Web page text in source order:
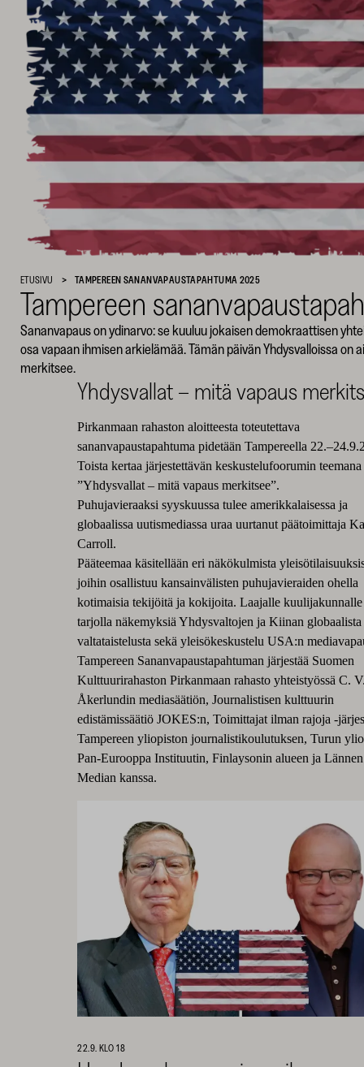
ETUSIVU TAMPEREEN SANANVAPAUSTAPAHTUMA 2025
Tampereen
Sananvapaus on ydinarvo: se kuuluu jokaisen demokraattisen
osa vapaan ihmisen arkielämää. Tämän päivän Yhdysvalloissa on
merkitsee.
Yhdysvallat – mitä vapaus
Pirkanmaan rahaston aloitteesta toteutettava
sananvapaustapahtuma pidetään Tampereella
Toista kertaa järjestettävän keskustelufoorumin
”Yhdysvallat – mitä vapaus merkitsee”.
Puhujavieraaksi syyskuussa tulee amerikkalaisessa ja
globaalissa uutismediassa uraa uurtanut päätoimittaja
Carroll.
Pääteemaa käsitellään eri näkökulmista
joihin osallistuu kansainvälisten puhujavieraiden ohella
kotimaisia tekijöitä ja kokijoita. Laajalle
tarjolla näkemyksiä Yhdysvaltojen ja Kiinan globaalista
valtataistelusta sekä yleisökeskustelu USA:n
Tampereen Sananvapaustapahtuman järjestää Suomen
Kulttuurirahaston Pirkanmaan rahasto yhteistyössä C.
Åkerlundin mediasäätiön, Journalistisen kulttuurin
edistämissäätiö JOKES:n, Toimittajat ilman rajoja -
Tampereen yliopiston journalistikoulutuksen, Turun
Pan-Eurooppa Instituutin, Finlaysonin alueen ja Lännen
Median kanssa.
22.9. KLO 18